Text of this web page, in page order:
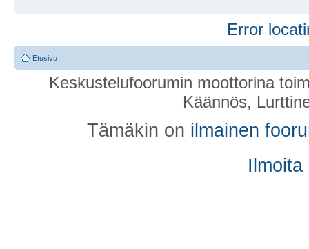
Error
Etusivu
Keskustelufoorumin moottorina
Käännös,
Tämäkin on ilmainen